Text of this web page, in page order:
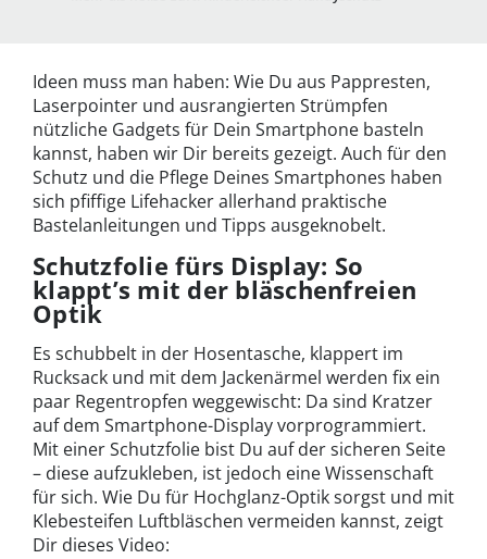
Ideen muss man haben: Wie Du aus Pappresten,
Laserpointer und ausrangierten Strümpfen
nützliche Gadgets für Dein Smartphone basteln
kannst, haben wir Dir bereits gezeigt. Auch für den
Schutz und die Pflege Deines Smartphones haben
sich pfiffige Lifehacker allerhand praktische
Bastelanleitungen und Tipps ausgeknobelt.
Schutzfolie fürs Display: So
klappt’s mit der bläschenfreien
Optik
Es schubbelt in der Hosentasche, klappert im
Rucksack und mit dem Jackenärmel werden fix ein
paar Regentropfen weggewischt: Da sind Kratzer
auf dem Smartphone-Display vorprogrammiert.
Mit einer Schutzfolie bist Du auf der sicheren Seite
– diese aufzukleben, ist jedoch eine Wissenschaft
für sich. Wie Du für Hochglanz-Optik sorgst und mit
Klebesteifen Luftbläschen vermeiden kannst, zeigt
Dir dieses Video: